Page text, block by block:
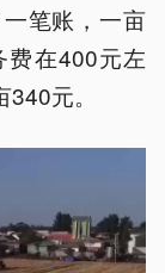
笔账，一亩
在400元左
元。